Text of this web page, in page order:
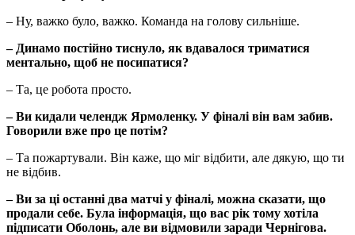
– Ну, важко було, важко. Команда на голову сильніше.
– Динамо постійно тиснуло, як вдавалося триматися
ментально, щоб не посипатися?
– Та, це робота просто.
– Ви кидали челендж Ярмоленку. У фіналі він вам забив.
Говорили вже про це потім?
– Та пожартували. Він каже, що міг відбити, але дякую, що ти
не відбив.
– Ви за ці останні два матчі у фіналі, можна сказати, що
продали себе. Була інформація, що вас рік тому хотіла
підписати Оболонь, але ви відмовили заради Чернігова.